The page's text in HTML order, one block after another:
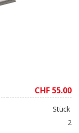
CHF 55.00
Stück
2